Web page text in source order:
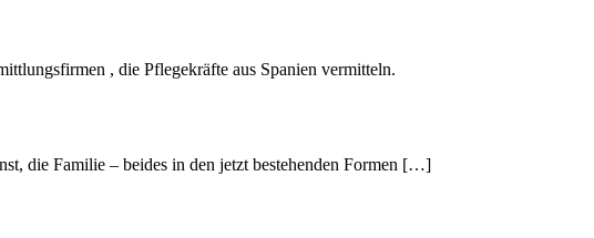
, die Pflegekräfte aus Spanien vermitteln.
die Familie – beides in den jetzt bestehenden Formen […]